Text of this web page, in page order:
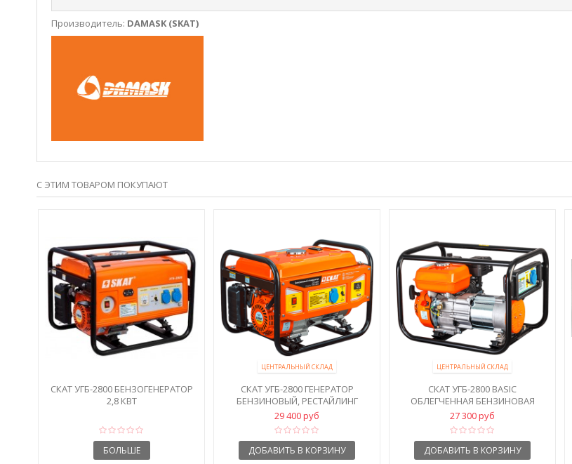
Производитель: DAMASK (SKAT)
С ЭТИМ ТОВАРОМ ПОКУПАЮТ
СКАТ УГБ-2800 БЕНЗОГЕНЕРАТОР
2,8 КВТ
БОЛЬШЕ
ЦЕНТРАЛЬНЫЙ СКЛАД
СКАТ УГБ-2800 ГЕНЕРАТОР
БЕНЗИНОВЫЙ, РЕСТАЙЛИНГ
29 400 руб
ДОБАВИТЬ В КОРЗИНУ
ЦЕНТРАЛЬНЫЙ СКЛАД
СКАТ УГБ-2800 BASIC
ОБЛЕГЧЕННАЯ БЕНЗИНОВАЯ
ЭЛЕКТРОСТАНЦИЯ
27 300 руб
ДОБАВИТЬ В КОРЗИНУ